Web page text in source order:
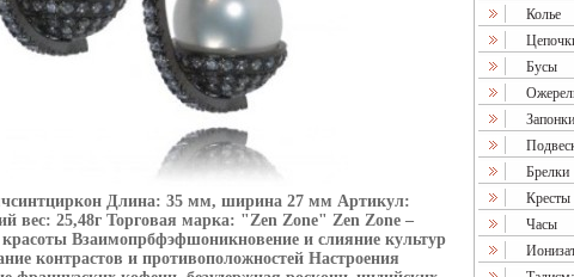
Длина: 35 мм, ширина 27 мм Артикул:
вес: 25,48г Торговая марка: "Zen Zone" Zen Zone –
Взаимопрбфэфшоникновение и слияние культур
контрастов и противоположностей Настроения
Колье
Бусы
Запонки
Брелки
Кресты
Часы